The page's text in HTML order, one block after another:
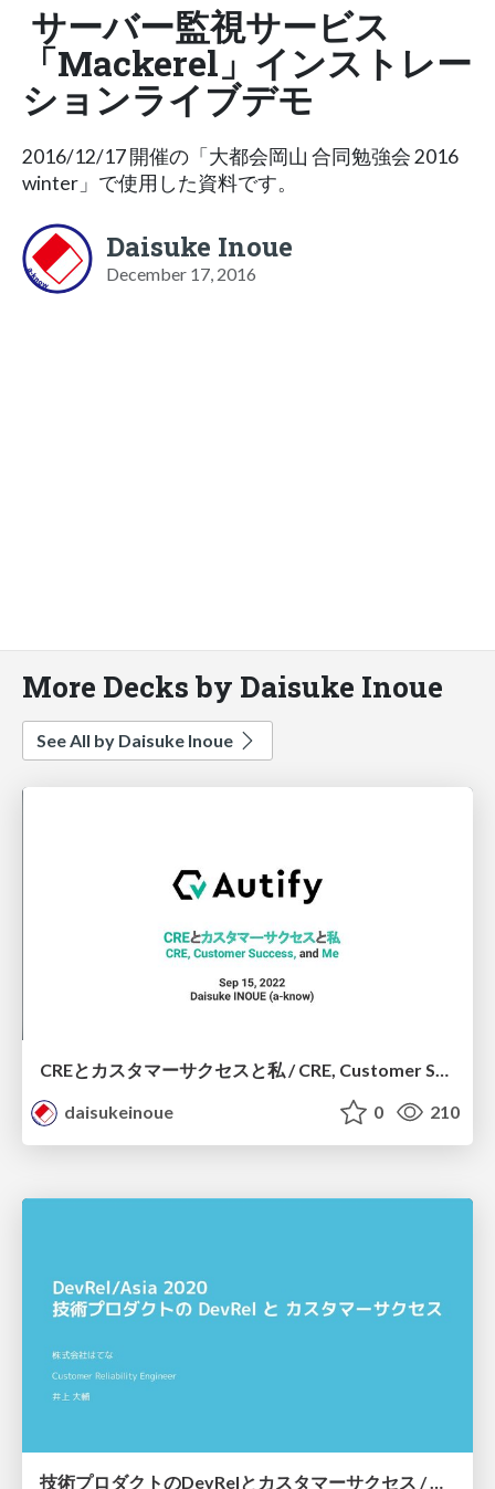
サーバー監視サービス
「Mackerel」インストレー
ションライブデモ
2016/12/17 開催の「大都会岡山 合同勉強会 2016
winter」で使用した資料です。
Daisuke Inoue
December 17, 2016
More Decks by Daisuke Inoue
See All by Daisuke Inoue
CREとカスタマーサクセスと私 / CRE, Customer Success, and Me
daisukeinoue
0 210